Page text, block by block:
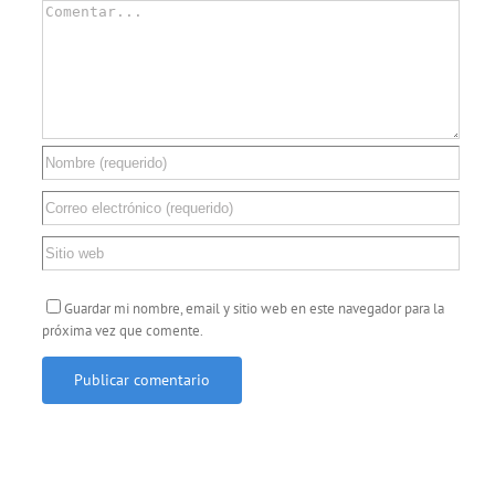
Comentar
Guardar mi nombre, email y sitio web en este navegador para la
próxima vez que comente.